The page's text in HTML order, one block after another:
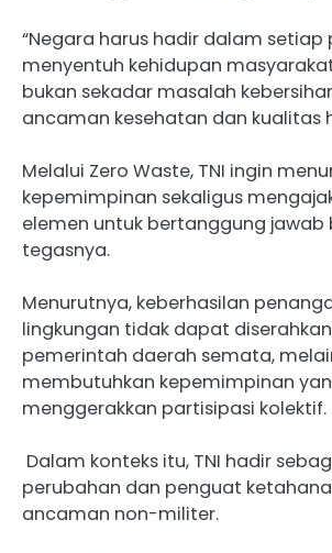
“Negara harus hadir dalam setiap
menyentuh kehidupan
bukan sekadar masalah
ancaman kesehatan dan kualitas
Melalui Zero Waste, TNI ingin
kepemimpinan sekaligus
elemen untuk bertanggung jawab
tegasnya.
Menurutnya, keberhasilan
lingkungan tidak dapat
pemerintah daerah semata,
membutuhkan kepemimpinan
menggerakkan partisipasi kolektif.
Dalam konteks itu, TNI hadir
perubahan dan penguat
ancaman non-militer.